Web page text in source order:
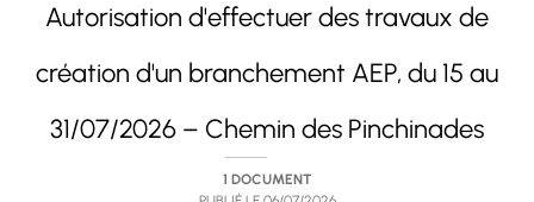
Autorisation d'effectuer des travaux de
création d'un branchement AEP, du 15 au
31/07/2026 – Chemin des Pinchinades
1 DOCUMENT